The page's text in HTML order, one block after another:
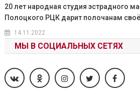
20 лет народная студия эстрадного
Полоцкого РЦК дарит полочанам
14.11.2022
МЫ В СОЦИАЛЬНЫХ СЕТЯХ